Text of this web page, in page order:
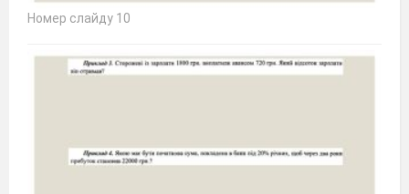
Номер слайду 10